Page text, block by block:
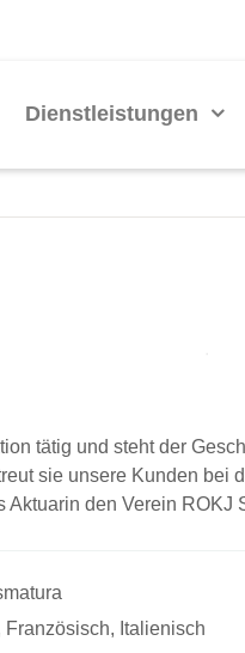
Dienstleistungen
tätig und steht der
sie unsere Kunden bei
Aktuarin den Verein ROKJ
Französisch, Italienisch